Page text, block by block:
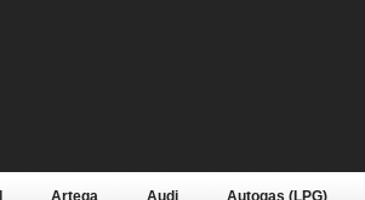
Artega Audi Autogas (LPG)